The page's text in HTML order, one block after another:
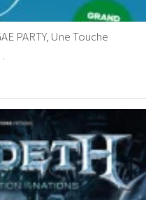
PARTY, Une Touche